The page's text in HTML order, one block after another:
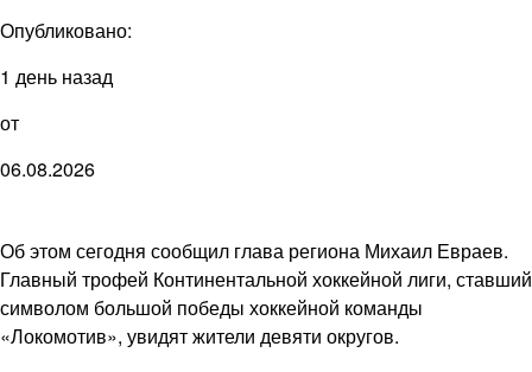
Опубликовано:
1 день назад
от
06.08.2026
Об этом сегодня сообщил глава региона Михаил Евраев.
Главный трофей Континентальной хоккейной лиги, ставший
символом большой победы хоккейной команды
«Локомотив», увидят жители девяти округов.